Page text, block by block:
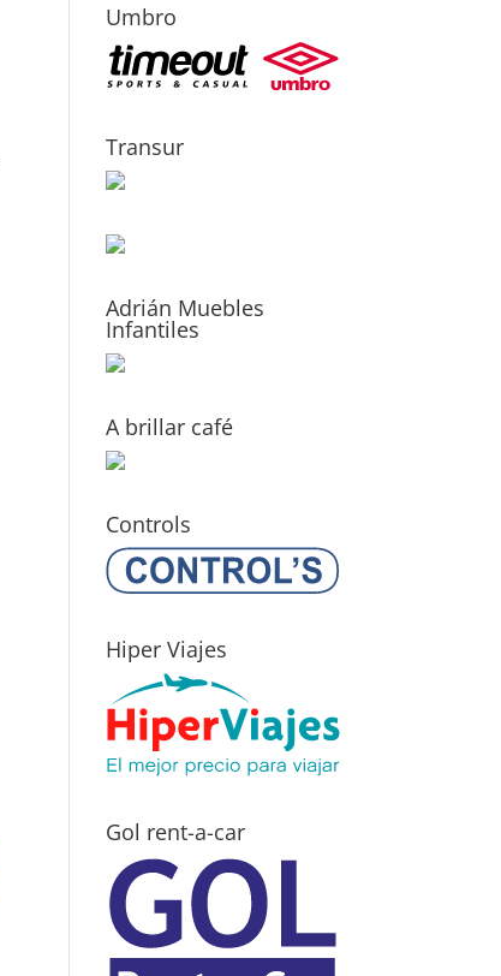
Umbro
Transur
Adrián Muebles
Infantiles
A brillar café
Controls
Hiper Viajes
Gol rent-a-car